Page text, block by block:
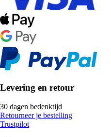
Levering en retour
30 dagen bedenktijd
Retourneer je bestelling
Trustpilot